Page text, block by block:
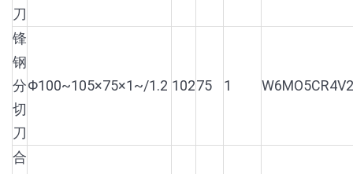
刀
锋
钢
分
切
刀
Φ100~105×75×1~/1.2 10275 1 W6MO5CR4V2
合